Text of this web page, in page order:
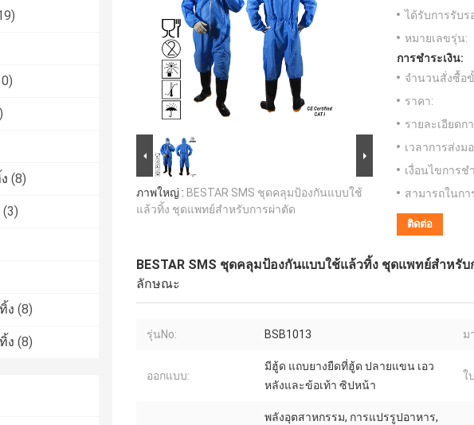
(8)
(3)
ง (8)
ง (8)
ภาพใหญ่ : BESTAR SMS ชุดคลุมป้องกันแบบใช้
แล้วทิ้ง ชุดแพทย์สำหรับการผ่าตัด
ได้รับการรับร
หมายเลขรุ่น:
การชำระเงิน:
จำนวนสั่งซื้อ
ราคา:
รายละเอียดก
เวลาการส่งม
เงื่อนไขการช
สามารถในกา
ติดต่อ
BESTAR SMS ชุดคลุมป้องกันแบบใช้แล้วทิ้ง ชุดแพทย์สำหรับ
ลักษณะ
รุ่นNo: BSB1013 ม
ออกแบบ:
มีฮู้ด แถบยางยืดที่ฮู้ด ปลายแขน เอว
หลังและข้อเท้า ซิปหน้า
ใ
พลังอุตสาหกรรม, การแปรรูปอาหาร,